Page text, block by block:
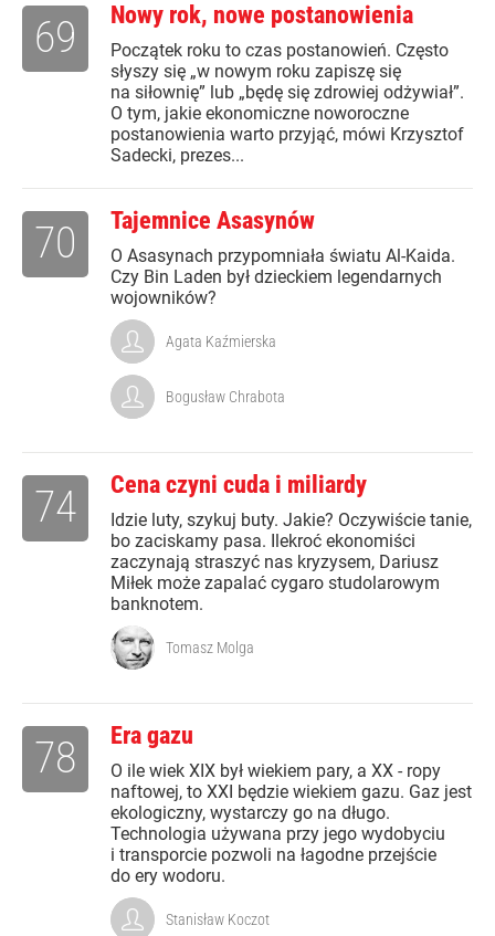
Nowy rok, nowe postanowienia
Początek roku to czas postanowień. Często
słyszy się „w nowym roku zapiszę się
na siłownię” lub „będę się zdrowiej odżywiał”.
O tym, jakie ekonomiczne noworoczne
postanowienia warto przyjąć, mówi Krzysztof
Sadecki, prezes...
69
Tajemnice Asasynów
O Asasynach przypomniała światu Al-Kaida.
Czy Bin Laden był dzieckiem legendarnych
wojowników?
70
Agata Kaźmierska
Bogusław Chrabota
Cena czyni cuda i miliardy
Idzie luty, szykuj buty. Jakie? Oczywiście tanie,
bo zaciskamy pasa. Ilekroć ekonomiści
zaczynają straszyć nas kryzysem, Dariusz
Miłek może zapalać cygaro studolarowym
banknotem.
74
Tomasz Molga
Era gazu
O ile wiek XIX był wiekiem pary, a XX - ropy
naftowej, to XXI będzie wiekiem gazu. Gaz jest
ekologiczny, wystarczy go na długo.
Technologia używana przy jego wydobyciu
i transporcie pozwoli na łagodne przejście
do ery wodoru.
78
Stanisław Koczot